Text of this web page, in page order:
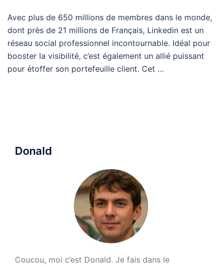
Avec plus de 650 millions de membres dans le monde,
dont près de 21 millions de Français, Linkedin est un
réseau social professionnel incontournable. Idéal pour
booster la visibilité, c’est également un allié puissant
pour étoffer son portefeuille client. Cet …
Donald
Coucou, moi c’est Donald. Je fais dans le